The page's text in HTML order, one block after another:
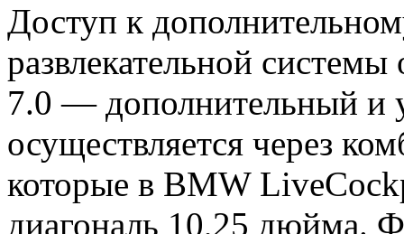
Доступ к
развлекательной
7.0 — дополнительный и
осуществляется через
которые в BMW
диагональ 10,25 дюйма.